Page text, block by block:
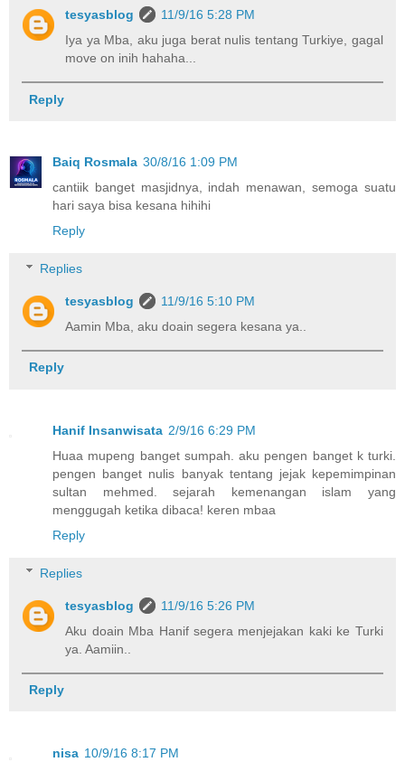
tesyasblog
11/9/16 5:28 PM
Iya ya Mba, aku juga berat nulis tentang Turkiye, gagal
move on inih hahaha...
Reply
Baiq Rosmala 30/8/16 1:09 PM
cantiik banget masjidnya, indah menawan, semoga suatu
hari saya bisa kesana hihihi
Reply
Replies
tesyasblog
11/9/16 5:10 PM
Aamin Mba, aku doain segera kesana ya..
Reply
Hanif Insanwisata 2/9/16 6:29 PM
Huaa mupeng banget sumpah. aku pengen banget k turki.
pengen banget nulis banyak tentang jejak kepemimpinan
sultan mehmed. sejarah kemenangan islam yang
menggugah ketika dibaca! keren mbaa
Reply
Replies
tesyasblog
11/9/16 5:26 PM
Aku doain Mba Hanif segera menjejakan kaki ke Turki
ya. Aamiin..
Reply
nisa 10/9/16 8:17 PM